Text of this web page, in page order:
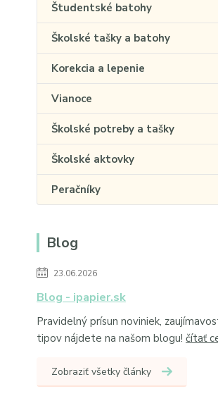
Študentské batohy
Školské tašky a batohy
Korekcia a lepenie
Vianoce
Školské potreby a tašky
Školské aktovky
Peračníky
Blog
23.06.2026
Blog - ipapier.sk
Pravidelný prísun noviniek,
tipov nájdete na našom blogu! čítať
Zobraziť všetky články